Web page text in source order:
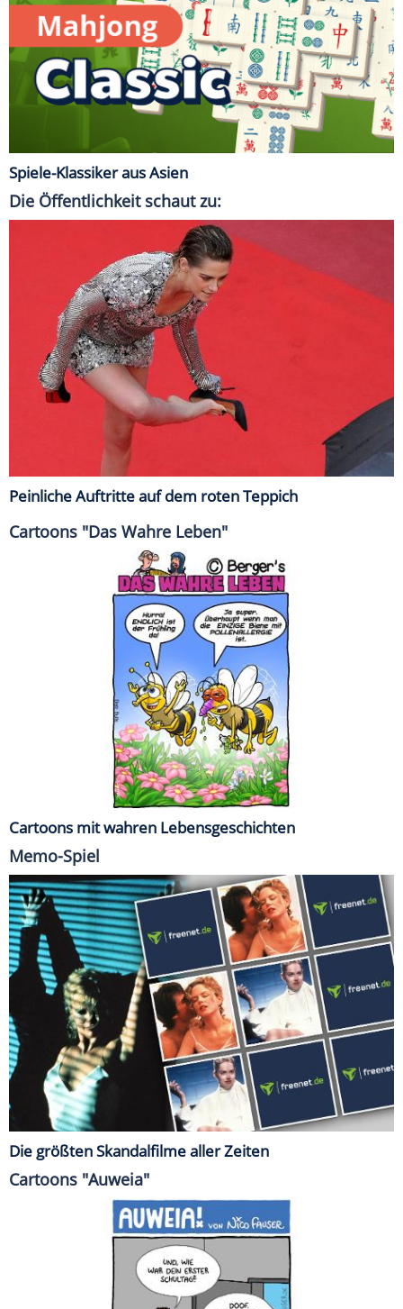
Spiele-Klassiker aus Asien
Die Öffentlichkeit schaut zu:
Peinliche Auftritte auf dem roten Teppich
Cartoons "Das Wahre Leben"
Cartoons mit wahren Lebensgeschichten
Memo-Spiel
Die größten Skandalfilme aller Zeiten
Cartoons "Auweia"